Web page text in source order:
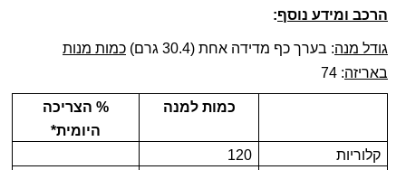
הרכב ומידע נוסף:
גודל מנה: בערך כף מדידה אחת (30.4 גרם)
כמות מנות
באריזה: 74
כמות למנה
% הצריכה
היומית*
קלוריות
120